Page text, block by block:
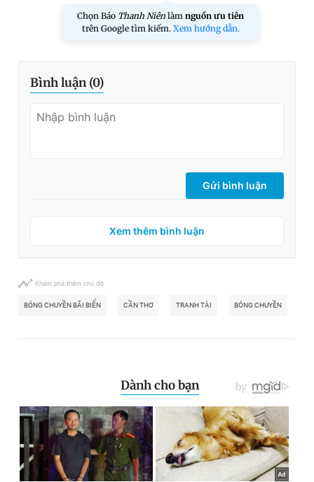
Chọn Báo Thanh Niên làm nguồn ưu tiên
trên Google tìm kiếm. Xem hướng dẫn.
Bình luận (0)
Gửi bình luận
Xem thêm bình luận
Khám phá thêm chủ đề
BÓNG CHUYỀN BÃI BIỂN CẦN THƠ TRANH TÀI BÓNG CHUYỀN